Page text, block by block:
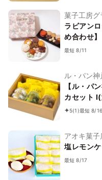
菓子工房
ラビアン
最短 8/11
ル・パン神
【ル・パ
カセット
3種)
5(1)最短 8/16
アオキ菓子
塩レモン
最短 8/17